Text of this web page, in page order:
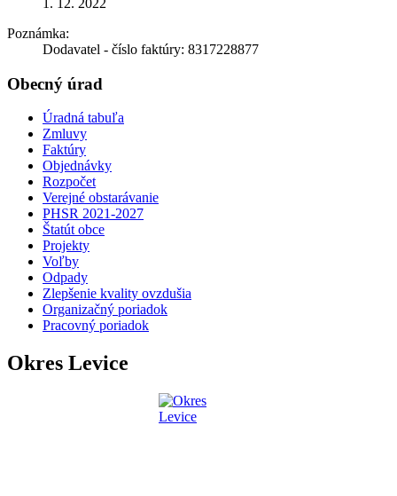
Poznámka:
Dodavatel - číslo faktúry: 8317228877
Obecný úrad
Úradná tabuľa
Zmluvy
Faktúry
Objednávky
Rozpočet
Verejné obstarávanie
PHSR 2021-2027
Štatút obce
Projekty
Voľby
Odpady
Zlepšenie kvality ovzdušia
Organizačný poriadok
Pracovný poriadok
Okres Levice